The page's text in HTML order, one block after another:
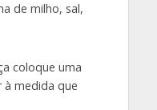
de milho, sal,
coloque uma
à medida que